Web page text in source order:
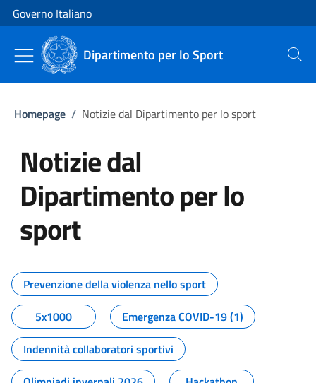
Vai al contenuto
Vai alla navigazione del sito
Governo Italiano
Dipartimento per lo Sport Cerca
Homepage / Notizie dal Dipartimento per lo sport
Notizie dal
Dipartimento per lo
sport
Tutti i contenuti della pagina
Prevenzione della violenza nello sport
5x1000
Emergenza COVID-19 (1)
Indennità collaboratori sportivi